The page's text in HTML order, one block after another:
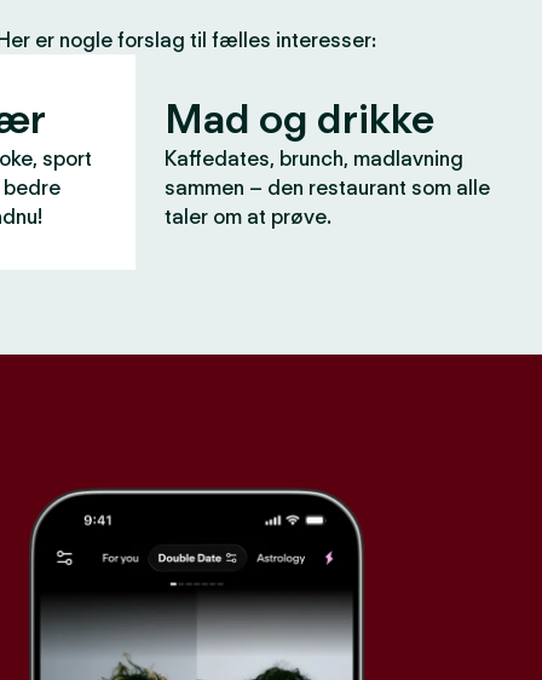
er nogle forslag til fælles interesser:
sport
bedre
Mad og drikke
Kaffedates, brunch, madlavning
sammen – den restaurant som alle
taler om at prøve.